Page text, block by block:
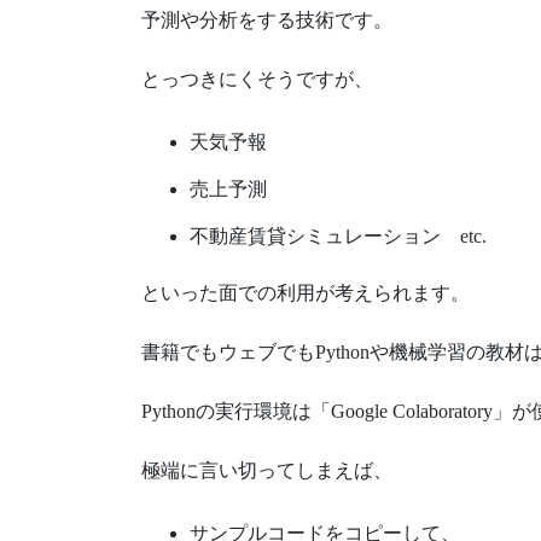
予測や分析をする技術です。
とっつきにくそうですが、
天気予報
売上予測
不動産賃貸シミュレーション etc.
といった面での利用が考えられます。
書籍でもウェブでもPythonや機械学習の教材
Pythonの実行環境は「Google Colaboratory」が
極端に言い切ってしまえば、
サンプルコードをコピーして、